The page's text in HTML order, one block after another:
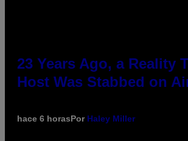
23 Years Ago, a Reality
Host Was Stabbed on
hace 6 horasPor Haley Miller